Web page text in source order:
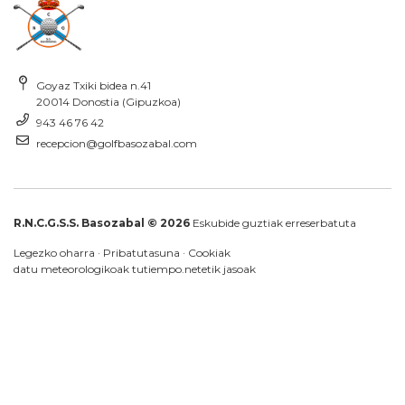
Goyaz Txiki bidea n.41
20014 Donostia (Gipuzkoa)
943 46 76 42
recepcion@golfbasozabal.com
R.N.C.G.S.S. Basozabal © 2026 Eskubide guztiak erreserbatuta
Legezko oharra · Pribatutasuna · Cookiak
datu meteorologikoak tutiempo.netetik jasoak